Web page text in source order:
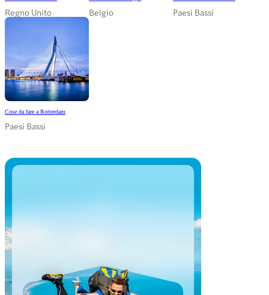
Regno Unito Belgio Paesi Bassi
Cose da fare a Rotterdam
Paesi Bassi